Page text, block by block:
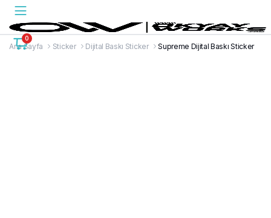
0
Ana Sayfa Sticker Dijital Baskı Sticker Supreme Dijital Baskı Sticker